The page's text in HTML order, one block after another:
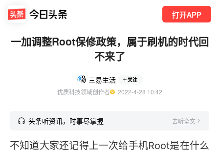
打开APP
一加调整Root保修政策，属于刷机的时代回
不来了
三易生活 关注
优质科技领域创作者
  2022-4-28 10:42
头条听资讯，时事尽掌握 去听全文
不知道大家还记得上一次给手机Root是在什么